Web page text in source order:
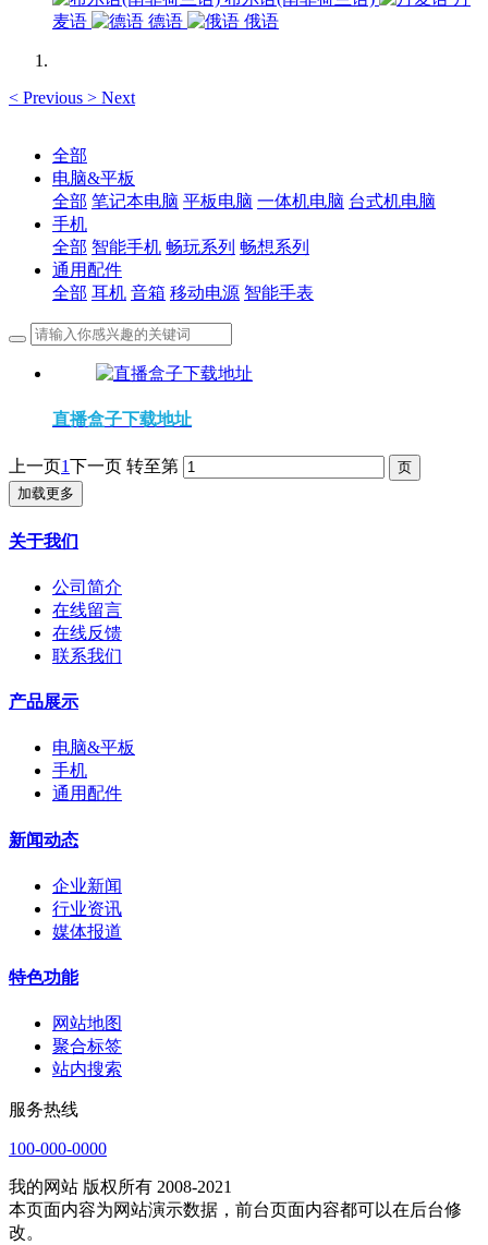
麦语
德语 俄语
< Previous > Next
全部
电脑&平板
全部 笔记本电脑 平板电脑 一体机电脑 台式机电脑
手机
全部 智能手机 畅玩系列 畅想系列
通用配件
全部 耳机 音箱 移动电源 智能手表
直播盒子下载地址
上一页1下一页 转至第
加载更多
关于我们
公司简介
在线留言
在线反馈
联系我们
产品展示
电脑&平板
手机
通用配件
新闻动态
企业新闻
行业资讯
媒体报道
特色功能
网站地图
聚合标签
站内搜索
服务热线
100-000-0000
我的网站 版权所有 2008-2021
本页面内容为网站演示数据，前台页面内容都可以在后台修
改。